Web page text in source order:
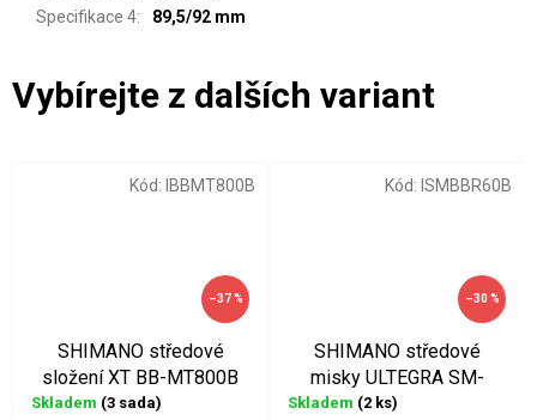
Specifikace 4: 89,5/92 mm
–37 %
SHIMANO středové
složení XT BB-MT800B
Skladem (3 sada)
Kód: IBBMT800B
–30 %
SHIMANO středové
misky ULTEGRA SM-
BBR60 BSA
Skladem (2 ks)
Kód: ISMBBR60B